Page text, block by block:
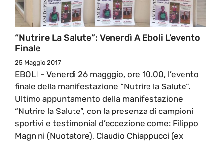
“Nutrire La Salute”: Venerdì A Eboli L’evento
Finale
25 Maggio 2017
EBOLI - Venerdì 26 magggio, ore 10.00, l’evento
finale della manifestazione “Nutrire la Salute”.
Ultimo appuntamento della manifestazione
“Nutrire la Salute”, con la presenza di campioni
sportivi e testimonial d’eccezione come: Filippo
Magnini (Nuotatore), Claudio Chiappucci (ex